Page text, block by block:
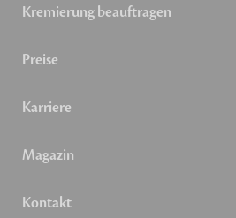
Kremierung beauftragen
Preise
Karriere
Magazin
Kontakt